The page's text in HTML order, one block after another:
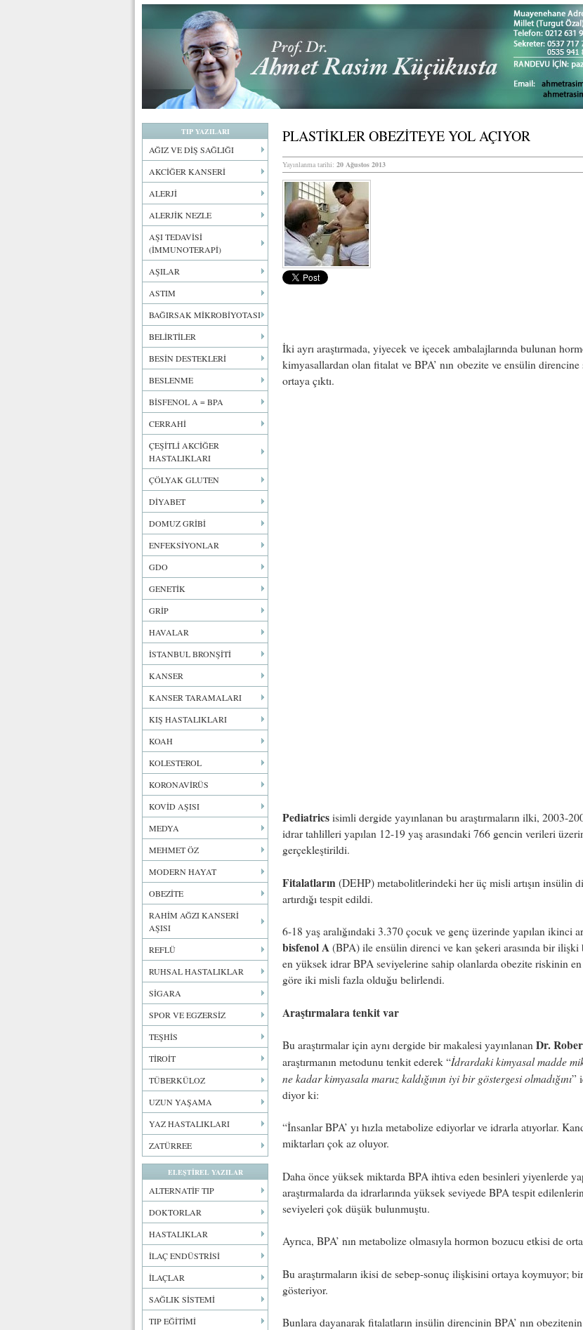
TIP YAZILARI
AĞIZ VE DİŞ SAĞLIĞI
AKCİĞER KANSERİ
ALERJİ
ALERJİK NEZLE
AŞI TEDAVİSİ
(İMMUNOTERAPİ)
AŞILAR
ASTIM
BAĞIRSAK MİKROBİYOTASI
BELİRTİLER
BESİN DESTEKLERİ
BESLENME
BİSFENOL A = BPA
CERRAHİ
ÇEŞİTLİ AKCİĞER
HASTALIKLARI
ÇÖLYAK GLUTEN
DİYABET
DOMUZ GRİBİ
ENFEKSİYONLAR
GDO
GENETİK
GRİP
HAVALAR
İSTANBUL BRONŞİTİ
KANSER
KANSER TARAMALARI
KIŞ HASTALIKLARI
KOAH
KOLESTEROL
KORONAVİRÜS
KOVİD AŞISI
MEDYA
MEHMET ÖZ
MODERN HAYAT
OBEZİTE
RAHİM AĞZI KANSERİ
AŞISI
REFLÜ
RUHSAL HASTALIKLAR
SİGARA
SPOR VE EGZERSİZ
TEŞHİS
TİROİT
TÜBERKÜLOZ
UZUN YAŞAMA
YAZ HASTALIKLARI
ZATÜRREE
ELEŞTİREL YAZILAR
ALTERNATİF TIP
DOKTORLAR
HASTALIKLAR
İLAÇ ENDÜSTRİSİ
İLAÇLAR
SAĞLIK SİSTEMİ
TIP EĞİTİMİ
PLASTİKLER OBEZİTEYE YOL AÇIYOR
Yayınlanma tarihi: 20 Ağustos 2013
İki ayrı araştırmada, yiyecek ve içecek ambalajlarında bulunan
kimyasallardan olan fitalat ve BPA’ nın obezite ve ensülin direncine
ortaya çıktı.
Pediatrics isimli dergide yayınlanan bu araştırmaların ilki, 2003-
idrar tahlilleri yapılan 12-19 yaş arasındaki 766 gencin verileri
gerçekleştirildi.
Fitalatların (DEHP) metabolitlerindeki her üç misli artışın insülin
artırdığı tespit edildi.
6-18 yaş aralığındaki 3.370 çocuk ve genç üzerinde yapılan ikinci
bisfenol A (BPA) ile ensülin direnci ve kan şekeri arasında bir ilişki
en yüksek idrar BPA seviyelerine sahip olanlarda obezite riskinin
göre iki misli fazla olduğu belirlendi.
Araştırmalara tenkit var
Bu araştırmalar için aynı dergide bir makalesi yayınlanan Dr.
araştırmanın metodunu tenkit ederek “İdrardaki kimyasal madde
ne kadar kimyasala maruz kaldığının iyi bir göstergesi olmadığını”
diyor ki:
“İnsanlar BPA’ yı hızla metabolize ediyorlar ve idrarla atıyorlar.
miktarları çok az oluyor.
Daha önce yüksek miktarda BPA ihtiva eden besinleri yiyenlerde
araştırmalarda da idrarlarında yüksek seviyede BPA tespit
seviyeleri çok düşük bulunmuştu.
Ayrıca, BPA’ nın metabolize olmasıyla hormon bozucu etkisi de
Bu araştırmaların ikisi de sebep-sonuç ilişkisini ortaya koymuyor;
gösteriyor.
Bunlara dayanarak fitalatların insülin direncinin BPA’ nın